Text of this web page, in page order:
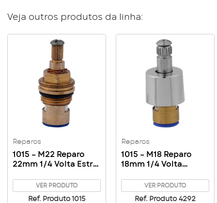
Veja outros produtos da linha:
Reparos
1015 – M22 Reparo
22mm 1/4 Volta Estria
ParafusoVER PRODUTO
Ref. Produto 1015
Reparos
1015 – M18 Reparo
18mm 1/4 Volta
c/ Parafuso e
Capacete
VER PRODUTO
Ref. Produto 4292